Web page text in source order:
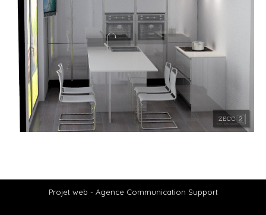
Projet web - Agence Communication Support